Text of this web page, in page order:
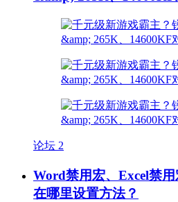
论坛 2
Word禁用宏、Excel禁
在哪里设置方法？